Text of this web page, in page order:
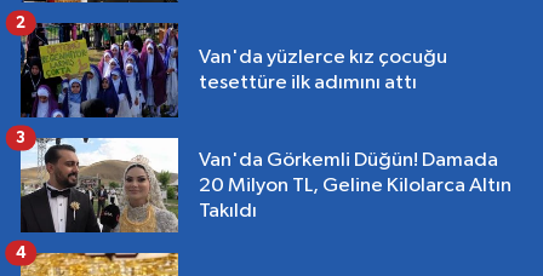
Van'da yüzlerce kız çocuğu
tesettüre ilk adımını attı
2
Van'da Görkemli Düğün! Damada
20 Milyon TL, Geline Kilolarca Altın
Takıldı
3
4